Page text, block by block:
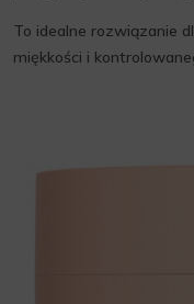
To idealne rozwiązanie
miękkości i